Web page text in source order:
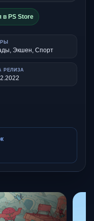
в PS Store
Экшен, Спорт
РЕЛИЗА